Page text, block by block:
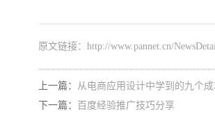
原文链接：http://www.pannet.cn/
上一篇：
从电商应用设计中学到的九个
下一篇： 百度经验推广技巧分享